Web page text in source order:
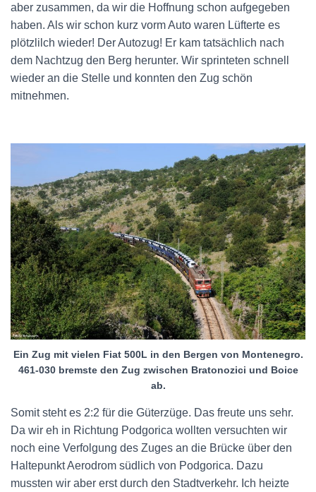
aber zusammen, da wir die Hoffnung schon aufgegeben
haben. Als wir schon kurz vorm Auto waren Lüfterte es
plötzlilch wieder! Der Autozug! Er kam tatsächlich nach
dem Nachtzug den Berg herunter. Wir sprinteten schnell
wieder an die Stelle und konnten den Zug schön
mitnehmen.
Ein Zug mit vielen Fiat 500L in den Bergen von Montenegro.
461-030 bremste den Zug zwischen Bratonozici und Boice
ab.
Somit steht es 2:2 für die Güterzüge. Das freute uns sehr.
Da wir eh in Richtung Podgorica wollten versuchten wir
noch eine Verfolgung des Zuges an die Brücke über den
Haltepunkt Aerodrom südlich von Podgorica. Dazu
mussten wir aber erst durch den Stadtverkehr. Ich heizte